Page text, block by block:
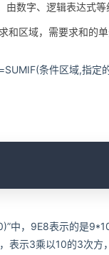
数字、逻辑表达式等
区域，需要求和的单
条件区域,指定
中，9E8表示的是
表示3乘以10的3次